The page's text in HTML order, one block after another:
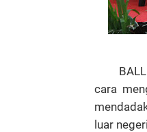
cara
luar